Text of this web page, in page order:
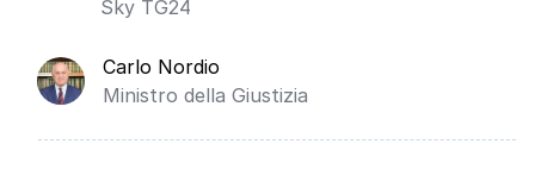
Sky TG24
Carlo Nordio
Ministro della Giustizia